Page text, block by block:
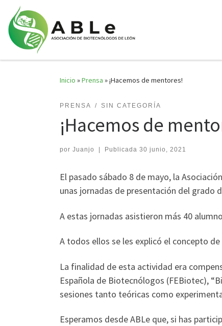
Saltar al contenido
Inicio »Prensa »¡Hacemos de mentores!
PRENSA SIN CATEGORÍA
¡Hacemos de
por Juanjo Publicada 30 junio, 2021
El pasado sábado 8 de mayo, la
unas jornadas de presentación del grado
A estas jornadas asistieron más 40
A todos ellos se les explicó el concepto
La finalidad de esta actividad era
Española de Biotecnólogos (FEBiotec),
sesiones tanto teóricas como
Esperamos desde ABLe que, si has